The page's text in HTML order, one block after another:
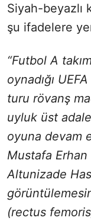
Siyah-beyazlı
şu ifadelere
“Futbol A
oynadığı
turu rövanş
uyluk üst
oyuna devam
Mustafa
Altunizade
(rectus